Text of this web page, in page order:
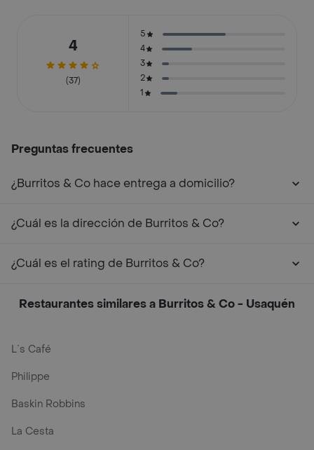
4
(37)
5
4
3
2
1
Preguntas frecuentes
¿Burritos & Co hace entrega a domicilio?
¿Cuál es la dirección de Burritos & Co?
¿Cuál es el rating de Burritos & Co?
Restaurantes similares a Burritos & Co - Usaquén
L´s Café
Philippe
Baskin Robbins
La Cesta